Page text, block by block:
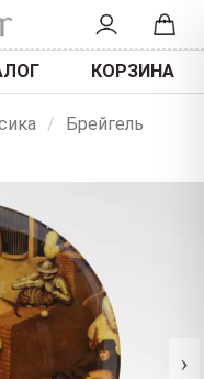
КОРЗИНА
/
Брейгель
›